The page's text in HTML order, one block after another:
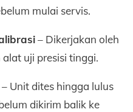
mulai servis.
– Dikerjakan oleh
uji presisi tinggi.
– Unit dites hingga lulus
dikirim balik ke